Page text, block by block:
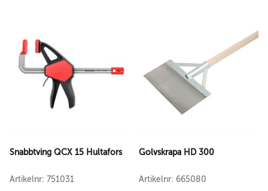
Snabbtving QCX 15 Hultafors
Artikelnr: 751031
Golvskrapa HD 300
Artikelnr: 665080